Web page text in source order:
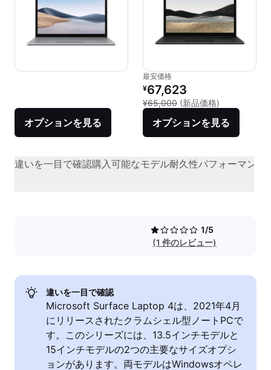
オプションを見る
最安価格
リファービッシュ品の価格：
¥67,623
¥65,000 (新品価格)
オプションを見る
違いを一目で確認購入可能なモデル耐久性パフォーマンス
1/5
(1 件のレビュー)
違いを一目で確認
Microsoft Surface Laptop 4は、2021年4月
にリリースされたクラムシェル型ノートPCで
す。このシリーズには、13.5インチモデルと
15インチモデルの2つの主要なサイズオプシ
ョンがあります。両モデルはWindowsオペレ